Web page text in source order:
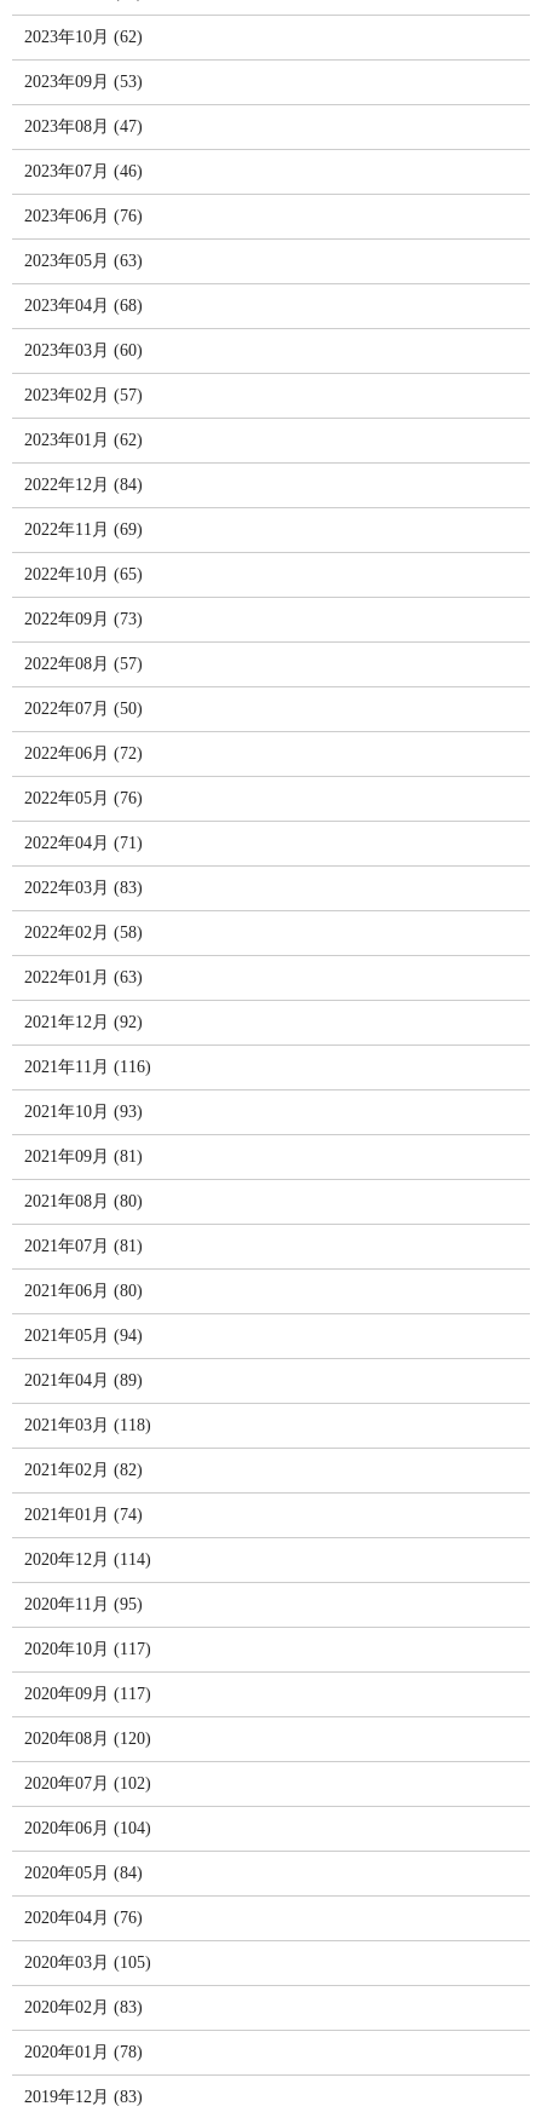
2023年10月 (62)
2023年09月 (53)
2023年08月 (47)
2023年07月 (46)
2023年06月 (76)
2023年05月 (63)
2023年04月 (68)
2023年03月 (60)
2023年02月 (57)
2023年01月 (62)
2022年12月 (84)
2022年11月 (69)
2022年10月 (65)
2022年09月 (73)
2022年08月 (57)
2022年07月 (50)
2022年06月 (72)
2022年05月 (76)
2022年04月 (71)
2022年03月 (83)
2022年02月 (58)
2022年01月 (63)
2021年12月 (92)
2021年11月 (116)
2021年10月 (93)
2021年09月 (81)
2021年08月 (80)
2021年07月 (81)
2021年06月 (80)
2021年05月 (94)
2021年04月 (89)
2021年03月 (118)
2021年02月 (82)
2021年01月 (74)
2020年12月 (114)
2020年11月 (95)
2020年10月 (117)
2020年09月 (117)
2020年08月 (120)
2020年07月 (102)
2020年06月 (104)
2020年05月 (84)
2020年04月 (76)
2020年03月 (105)
2020年02月 (83)
2020年01月 (78)
2019年12月 (83)